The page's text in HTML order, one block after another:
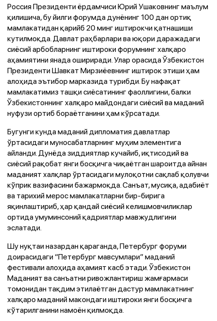
Россия Президенти ёрдамчиси Юрий Ушаковнинг маълум
қилишича, бу йилги форумда дунёнинг 100 дан ортиқ
мамлакатидан қарийб 20 минг иштирокчи қатнашиши
кутилмоқда. Давлат раҳбарлари ва юқори даражадаги
сиёсий арбобларнинг иштироки форумнинг халқаро
аҳамиятини янада ошириради. Улар орасида Ўзбекистон
Президенти Шавкат Мирзиёевнинг иштирок этиши ҳам
алоҳида эътибор марказида турибди. Бу нафақат
мамлакатимиз ташқи сиёсатининг фаоллигини, балки
Ўзбекистоннинг халқаро майдондаги сиёсий ва маданий
нуфузи ортиб бораётганини ҳам кўрсатади.
Бугунги кунда маданий дипломатия давлатлар
ўртасидаги муносабатларнинг муҳим элементига
айланди. Дунёда зиддиятлар кучайиб, иқтисодий ва
сиёсий рақобат янги босқичга чиқаётган шароитда айнан
маданият халқлар ўртасидаги мулоқотни сақлаб қолувчи
кўприк вазифасини бажармоқда. Санъат, мусиқа, адабиёт
ва тарихий мерос мамлакатларни бир-бирига
яқинлаштириб, ҳар қандай сиёсий келишмовчиликлар
ортида умуминсоний қадриятлар мавжудлигини
эслатади.
Шу нуқтаи назардан қараганда, Петербург форуми
доирасидаги “Петербург мавсумлари” маданий
фестивали алоҳида аҳамият касб этади. Ўзбекистон
Маданият ва санъатни ривожлантириш жамғармаси
томонидан тақдим этилаётган дастур мамлакатнинг
халқаро маданий макондаги иштироки янги босқичга
кўтарилганини намоён қилмоқда.